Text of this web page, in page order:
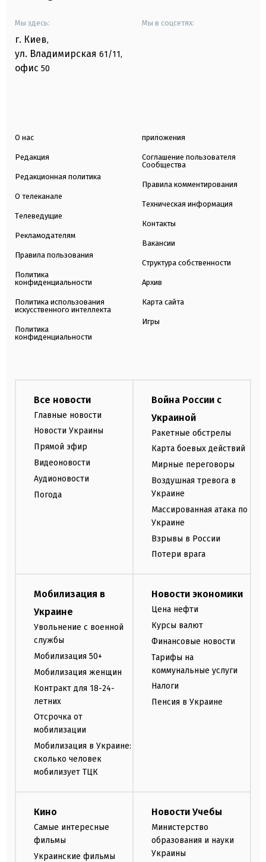
Мы здесь:
г. Киев,
ул. Владимирская 61/11,
офис 50
Мы в соцсетях:
О нас
Редакция
Редакционная политика
О телеканале
Телеведущие
Рекламодателям
Правила пользования
Политика
конфиденциальности
Политика использования
искусственного интеллекта
Политика
конфиденциальности
приложения
Соглашение пользователя
Сообщества
Правила комментирования
Техническая информация
Контакты
Вакансии
Структура собственности
Архив
Карта сайта
Игры
Все новости
Главные новости
Новости Украины
Прямой эфир
Видеоновости
Аудионовости
Погода
Война России с
Украиной
Ракетные обстрелы
Карта боевых действий
Мирные переговоры
Воздушная тревога в
Украине
Массированная атака по
Украине
Взрывы в России
Потери врага
Мобилизация в
Украине
Увольнение с военной
службы
Мобилизация 50+
Мобилизация женщин
Контракт для 18-24-
летних
Отсрочка от
мобилизации
Мобилизация в Украине:
сколько человек
мобилизует ТЦК
Новости экономики
Цена нефти
Курсы валют
Финансовые новости
Тарифы на
коммунальные услуги
Налоги
Пенсия в Украине
Кино
Самые интересные
фильмы
Украинские фильмы
Новости Учебы
Министерство
образования и науки
Украины